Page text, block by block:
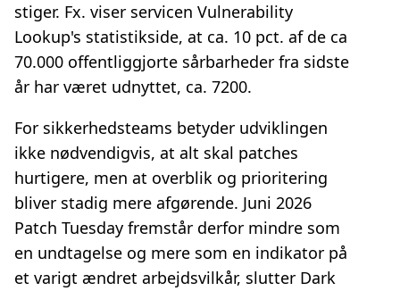
stiger. Fx. viser servicen Vulnerability
Lookup's statistikside, at ca. 10 pct. af de ca
70.000 offentliggjorte sårbarheder fra sidste
år har været udnyttet, ca. 7200.
For sikkerhedsteams betyder udviklingen
ikke nødvendigvis, at alt skal patches
hurtigere, men at overblik og prioritering
bliver stadig mere afgørende. Juni 2026
Patch Tuesday fremstår derfor mindre som
en undtagelse og mere som en indikator på
et varigt ændret arbejdsvilkår, slutter Dark